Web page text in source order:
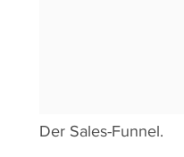
Der Sales-Funnel.